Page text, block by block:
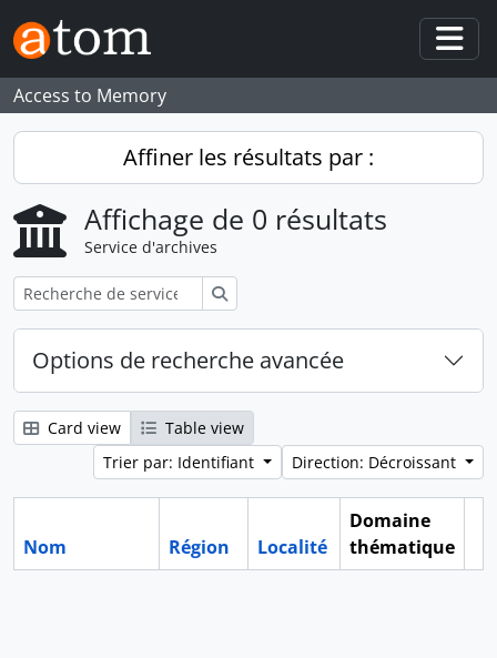
Skip to main content
Access to Memory
Affiner les résultats par :
Affichage de 0 résultats
Service d'archives
Options de recherche avancée
Card view
Table view
Trier par: Identifiant
Direction: Décroissant
Nom Région Localité
Domaine
thématique